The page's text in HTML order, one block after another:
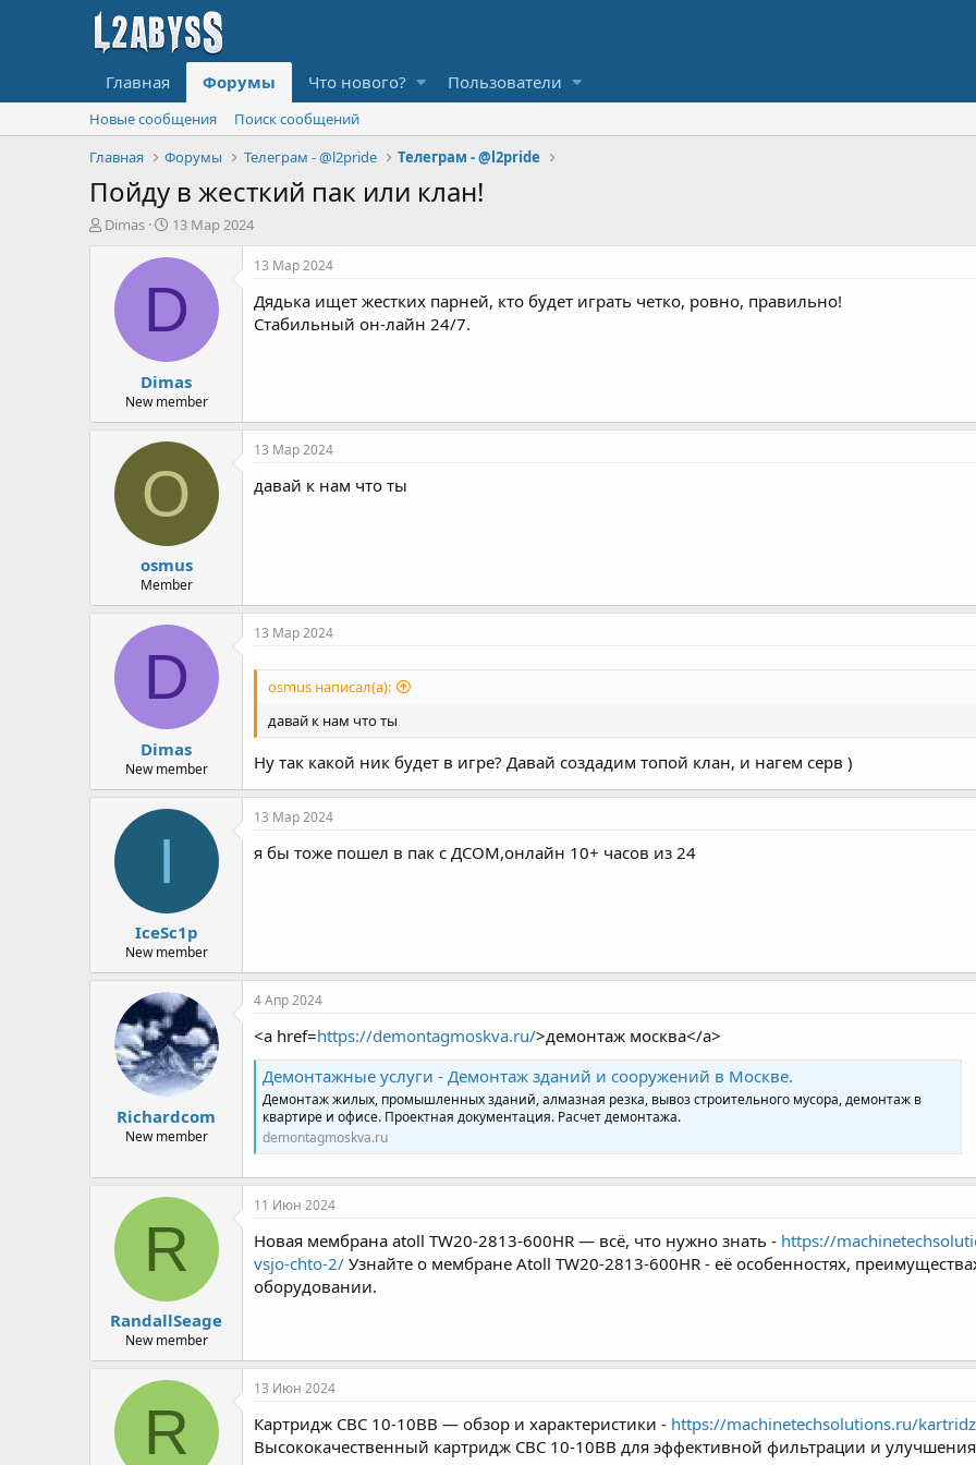
Главная Форумы Что нового? Пользователи
Новые сообщения
Поиск сообщений
Главная
Форумы Телеграм - @l2pride Телеграм - @l2pride
Пойду в жесткий пак или клан!
А
Dimas
Д
т
н
а
а
л
а
13 Мар 2024
D
Dimas
New member
13 Мар 2024
Дядька ищет жестких парней, кто будет играть четко, ровно, правильно!
Стабильный он-лайн 24/7.
O
osmus
Member
13 Мар 2024
давай к нам что ты
D
Dimas
New member
13 Мар 2024
osmus написал(а):
давай к нам что ты
Ну так какой ник будет в игре? Давай создадим топой клан, и нагем серв )
I
IceSc1p
New member
13 Мар 2024
я бы тоже пошел в пак с ДСОМ,онлайн 10+ часов из 24
Richardcom
New member
4 Апр 2024
<a href=https://demontagmoskva.ru/>демонтаж москва</a>
Демонтажные услуги - Демонтаж зданий и сооружений в Москве.
Демонтаж жилых, промышленных зданий, алмазная резка, вывоз строительного мусора, демонтаж в
квартире и офисе. Проектная документация. Расчет демонтажа.
demontagmoskva.ru
R
RandallSeage
New member
11 Июн 2024
Новая мембрана atoll TW20-2813-600HR — всё, что нужно знать - https://
vsjo-chto-2/ Узнайте о мембране Atoll TW20-2813-600HR - её особенностях,
оборудовании.
R
13 Июн 2024
Картридж CBC 10-10BB — обзор и характеристики - https://machinetechsolutions.ru/
Высококачественный картридж CBC 10-10BB для эффективной фильтрации и